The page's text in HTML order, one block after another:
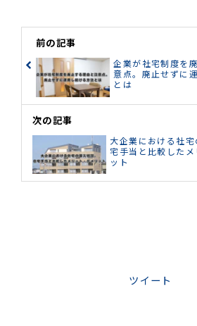
前の記事
企業が社宅制度を
意点。廃止せずに
とは
次の記事
大企業における社
宅手当と比較した
ット
ツイート